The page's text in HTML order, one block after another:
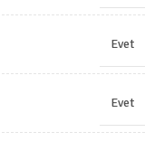
Evet
Evet